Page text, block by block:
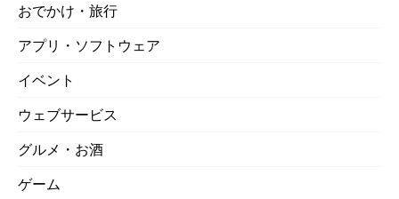
おでかけ・旅行
アプリ・ソフトウェア
イベント
ウェブサービス
グルメ・お酒
ゲーム